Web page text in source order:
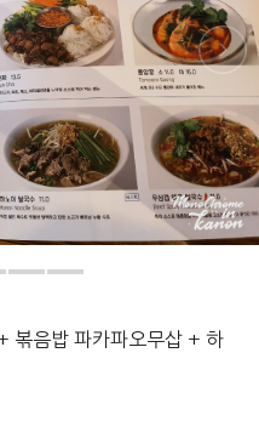
볶음밥 파카파오무삽 + 하